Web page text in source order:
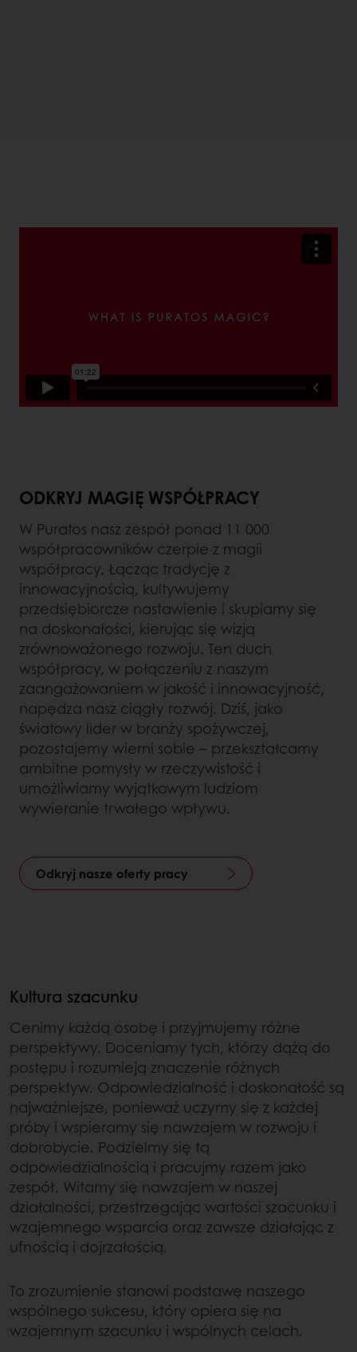
ODKRYJ MAGIĘ WSPÓŁPRACY
W Puratos nasz zespół ponad 11 000
współpracowników czerpie z magii
współpracy. Łącząc tradycję z
innowacyjnością, kultywujemy
przedsiębiorcze nastawienie i skupiamy się
na doskonałości, kierując się wizją
zrównoważonego rozwoju. Ten duch
współpracy, w połączeniu z naszym
zaangażowaniem w jakość i innowacyjność,
napędza nasz ciągły rozwój. Dziś, jako
światowy lider w branży spożywczej,
pozostajemy wierni sobie – przekształcamy
ambitne pomysły w rzeczywistość i
umożliwiamy wyjątkowym ludziom
wywieranie trwałego wpływu.
Odkryj nasze oferty pracy
Kultura szacunku
Cenimy każdą osobę i przyjmujemy różne
perspektywy. Doceniamy tych, którzy dążą do
postępu i rozumieją znaczenie różnych
perspektyw. Odpowiedzialność i doskonałość są
najważniejsze, ponieważ uczymy się z każdej
próby i wspieramy się nawzajem w rozwoju i
dobrobycie. Podzielmy się tą
odpowiedzialnością i pracujmy razem jako
zespół. Witamy się nawzajem w naszej
działalności, przestrzegając wartości szacunku i
wzajemnego wsparcia oraz zawsze działając z
ufnością i dojrzałością.
To zrozumienie stanowi podstawę naszego
wspólnego sukcesu, który opiera się na
wzajemnym szacunku i wspólnych celach.